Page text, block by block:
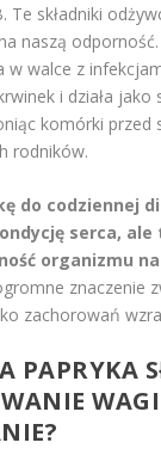
Te składniki
naszą
w walce z
i działa jako
komórki przed
rodników.
do codziennej
serca, ale
organizmu
znaczenie
zachorowań
PAPRYKA